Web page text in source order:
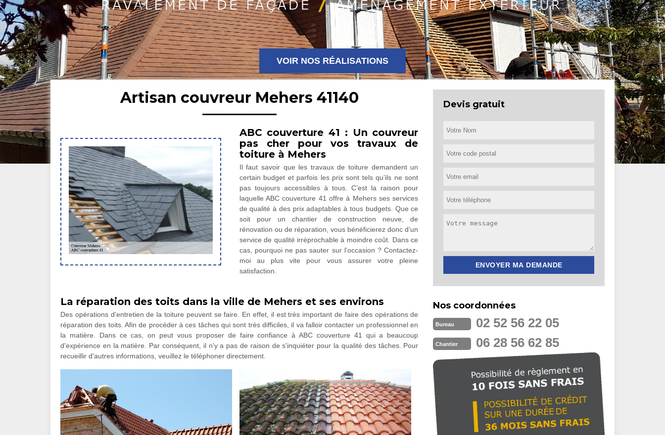
VOIR NOS RÉALISATIONS
Artisan couvreur Mehers 41140
ABC couverture 41 : Un couvreur
pas cher pour vos travaux de
toiture à Mehers
Il faut savoir que les travaux de toiture demandent un
certain budget et parfois les prix sont tels qu’ils ne sont
pas toujours accessibles à tous. C’est la raison pour
laquelle ABC couverture 41 offre à Mehers ses services
de qualité à des prix adaptables à tous budgets. Que ce
soit pour un chantier de construction neuve, de
rénovation ou de réparation, vous bénéficierez donc d’un
service de qualité irréprochable à moindre coût. Dans ce
cas, pourquoi ne pas sauter sur l’occasion ? Contactez-
moi au plus vite pour vous assurer votre pleine
satisfaction.
La réparation des toits dans la ville de Mehers et ses environs
Des opérations d'entretien de la toiture peuvent se faire. En effet, il est très important de faire des opérations de
réparation des toits. Afin de procéder à ces tâches qui sont très difficiles, il va falloir contacter un professionnel en
la matière. Dans ce cas, on peut vous proposer de faire confiance à ABC couverture 41 qui a beaucoup
d'expérience en la matière. Par conséquent, il n'y a pas de raison de s'inquiéter pour la qualité des tâches. Pour
recueillir d'autres informations, veuillez le téléphoner directement.
Devis gratuit
Nos coordonnées
Bureau 02 52 56 22 05
Chantier 06 28 56 62 85